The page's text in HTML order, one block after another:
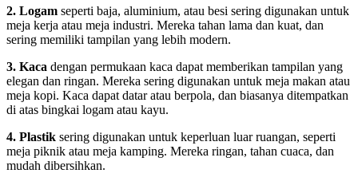
2. Logam seperti baja, aluminium, atau besi sering digunakan untuk
meja kerja atau meja industri. Mereka tahan lama dan kuat, dan
sering memiliki tampilan yang lebih modern.
3. Kaca dengan permukaan kaca dapat memberikan tampilan yang
elegan dan ringan. Mereka sering digunakan untuk meja makan atau
meja kopi. Kaca dapat datar atau berpola, dan biasanya ditempatkan
di atas bingkai logam atau kayu.
4. Plastik sering digunakan untuk keperluan luar ruangan, seperti
meja piknik atau meja kamping. Mereka ringan, tahan cuaca, dan
mudah dibersihkan.